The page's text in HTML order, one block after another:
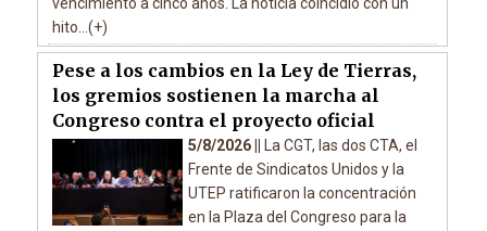
vencimiento a cinco años. La noticia coincidió con un
hito...(+)
Pese a los cambios en la Ley de Tierras,
los gremios sostienen la marcha al
Congreso contra el proyecto oficial
5/8/2026 ||
La CGT, las dos CTA, el
Frente de Sindicatos Unidos y la
UTEP ratificaron la concentración
en la Plaza del Congreso para la